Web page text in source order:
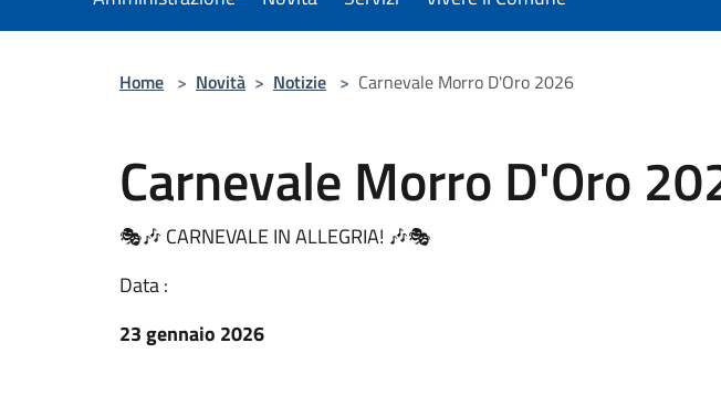
Home > Novità > Notizie > Carnevale Morro D'Oro 2026
Carnevale Morro D'Oro
🎭🎶 CARNEVALE IN ALLEGRIA! 🎶🎭
Data :
23 gennaio 2026